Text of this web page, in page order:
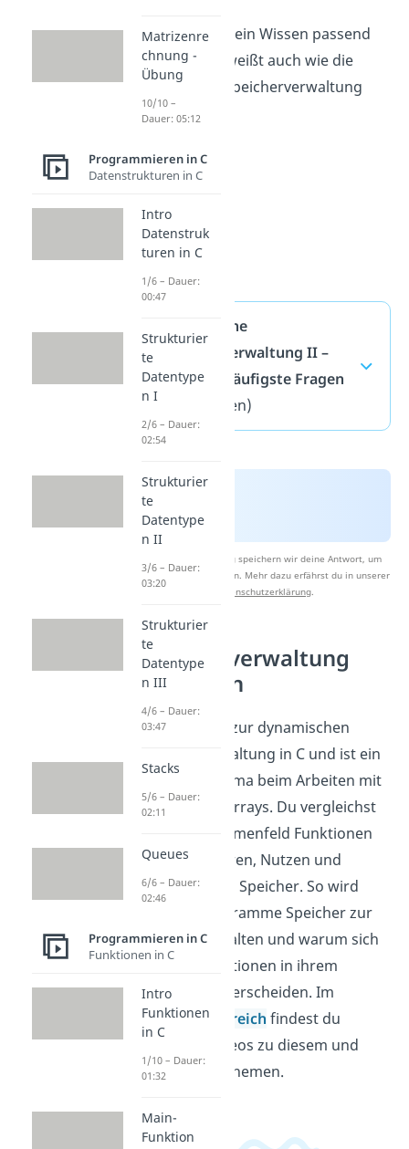
Nun hast du dein Wissen passend
ergänzt und weißt auch wie die
dynamische Speicherverwaltung
calloc abläuft.
Dynamische
Speicherverwaltung II –
calloc — häufigste Fragen
(ausklappen)
Nach Beantwortung speichern wir deine Antwort, um
Studyflix zu verbessern. Mehr dazu erfährst du in unserer
Datenschutzerklärung.
Speicherverwaltung
verstehen
calloc gehört zur dynamischen
Speicherverwaltung in C und ist ein
wichtiges Thema beim Arbeiten mit
Zeigern und Arrays. Du vergleichst
in diesem Themenfeld Funktionen
zum Reservieren, Nutzen und
Freigeben von Speicher. So wird
klar, wie Programme Speicher zur
Laufzeit verwalten und warum sich
einzelne Funktionen in ihrem
Verhalten unterscheiden. Im
Informatikbereich findest du
passende Videos zu diesem und
verwandten Themen.
Matrizenre
chnung -
Übung
10/10 –
Dauer: 05:12
Programmieren in C
Datenstrukturen in C
Intro
Datenstruk
turen in C
1/6 – Dauer:
00:47
Strukturier
te
Datentype
n I
2/6 – Dauer:
02:54
Strukturier
te
Datentype
n II
3/6 – Dauer:
03:20
Strukturier
te
Datentype
n III
4/6 – Dauer:
03:47
Stacks
5/6 – Dauer:
02:11
Queues
6/6 – Dauer:
02:46
Programmieren in C
Funktionen in C
Intro
Funktionen
in C
1/10 – Dauer:
01:32
Main-
Funktion